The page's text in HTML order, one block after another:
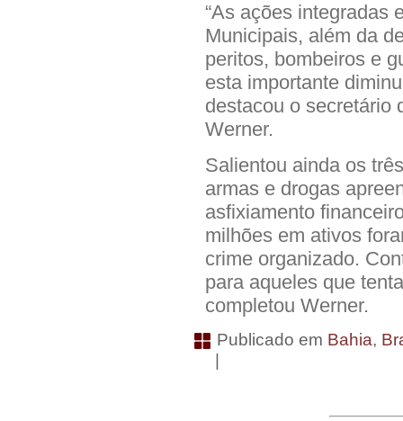
“As ações integradas
Municipais, além da
peritos, bombeiros e
esta importante
destacou o secretário
Werner.
Salientou ainda os
armas e drogas
asfixiamento
milhões em ativos
crime organizado.
para aqueles que
completou Werner.
Publicado em Bahia,